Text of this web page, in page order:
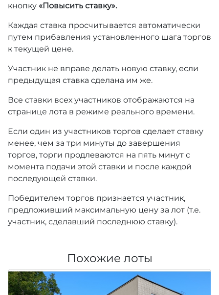
кнопку «Повысить ставку».
Каждая ставка просчитывается автоматически
путем прибавления установленного шага торгов
к текущей цене.
Участник не вправе делать новую ставку, если
предыдущая ставка сделана им же.
Все ставки всех участников отображаются на
странице лота в режиме реального времени.
Если один из участников торгов сделает ставку
менее, чем за три минуты до завершения
торгов, торги продлеваются на пять минут с
момента подачи этой ставки и после каждой
последующей ставки.
Победителем торгов признается участник,
предложивший максимальную цену за лот (т.е.
участник, сделавший последнюю ставку).
Похожие лоты